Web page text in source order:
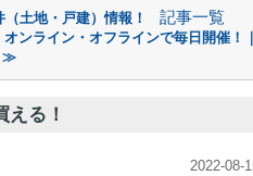
土地・戸建）情報！ 記事一覧
ンライン・オフラインで毎日開催！
≫
る！
2022-08-